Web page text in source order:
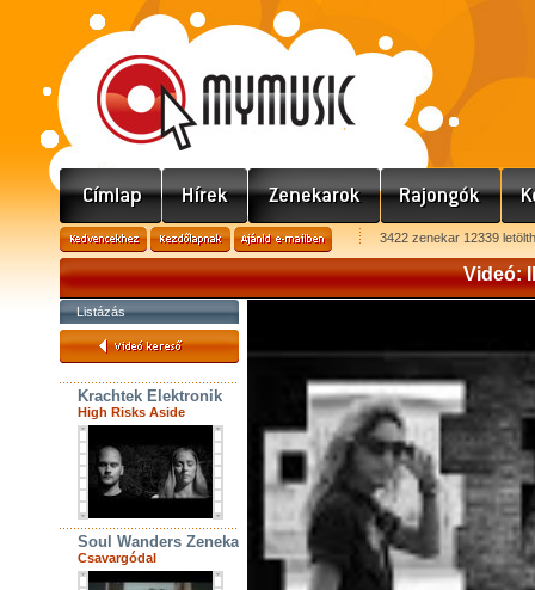
3422 zenekar 12339
Videó:
Listázás
Krachtek Elektronik
High Risks Aside
Soul Wanders Zenekar
Csavargódal